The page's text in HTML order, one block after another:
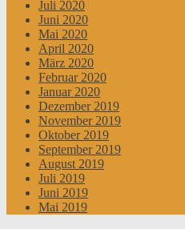
Juli 2020
Juni 2020
Mai 2020
April 2020
März 2020
Februar 2020
Januar 2020
Dezember 2019
November 2019
Oktober 2019
September 2019
August 2019
Juli 2019
Juni 2019
Mai 2019